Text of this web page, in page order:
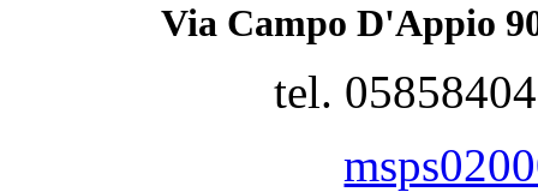
Via Campo D'Appio
tel.